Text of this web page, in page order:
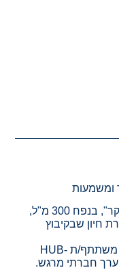
ומשמעות
בקבוק זכוכית עבה ומרשים, דגם "ליקר", בנפח 300 מ"ל,
חיון שבקיבוץ
– מעוטר ביצירת אמנות מקורית של משתתף/ת HUB-